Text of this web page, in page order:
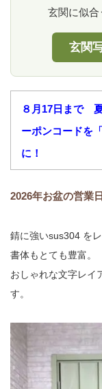
玄関に似合
玄関
８月17日まで
ーポンコードを
に！
2026年お盆の営業
錆に強いsus304 を
書体もとても豊富。
おしゃれな文字レイ
す。